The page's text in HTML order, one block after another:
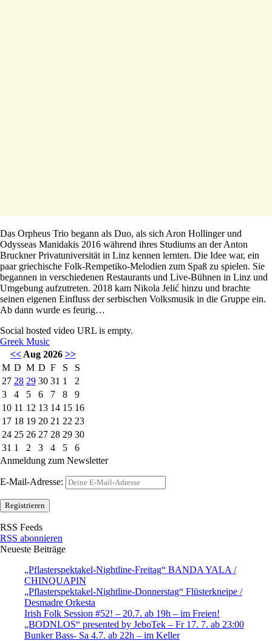
Das Orpheus Trio begann als Duo, als sich Aron Hollinger und
Odysseas Manidakis 2016 während ihres Studiums an der Anton
Bruckner Privatuniversität in Linz kennen lernten. Die Idee war, ein
paar griechische Folk-Rempetiko-Melodien zum Spaß zu spielen. Sie
begannen in verschiedenen Restaurants und Live-Bühnen in Linz und
Umgebung aufzutreten. 2018 kam Nikola Jelić hinzu und brachte
seinen eigenen Einfluss der serbischen Volksmusik in die Gruppe ein.
Ab dann wurde es feurig…
Social hosted video URL is empty.
Greek Music
<< Aug 2026 >>
M D M D F S
S
27 28 29 30 31 1
2
3
4 5 6 7 8
9
10 11 12 13 14 15 16
17 18 19 20 21 22 23
24 25 26 27 28 29 30
31 1 2 3 4 5
6
Anmeldung zum Newsletter
E-Mail-Adresse:
RSS Feeds
RSS abonnieren
Neueste Beiträge
„Pflasterspektakel-Nightline-Freitag“ BANDA YALA /
CHINQUAPIN
„Pflasterspektakel-Nightline-Donnerstag“ Flüsterkneipe /
Desmadre Orkesta
Irish Folk Session #52! – 20.7. ab 19h – im Freien!
„BODNLOS“ presented by JeboTek – Fr 17. 7. ab 23:00
Bunker Bass- Sa 4.7. ab 22h – im Keller